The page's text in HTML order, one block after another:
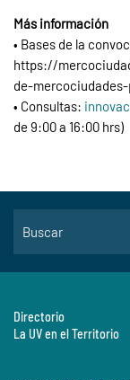
Más información
• Bases de la
https://
de-
• Consultas:
de 9:00 a 16:00 hrs)
Directorio
La UV en el Territorio